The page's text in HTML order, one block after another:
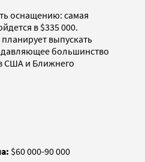
оснащению: самая
в $335 000.
выпускать
большинство
США и Ближнего
$60 000-90 000